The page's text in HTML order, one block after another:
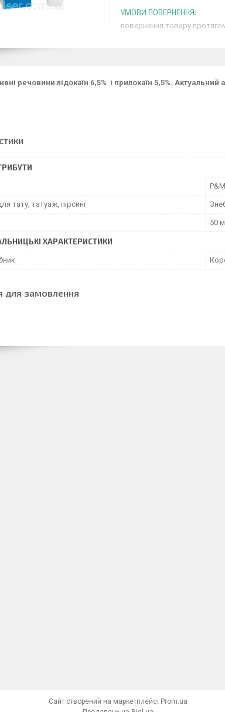
повернення товару
речовини лідокаїн 6,5% і прилокаїн 5,5%.
P&M
тату, татуаж, пірсинг
50
ХАРАКТЕРИСТИКИ
для замовлення
Сайт створений на маркетплейсі Prom.ua